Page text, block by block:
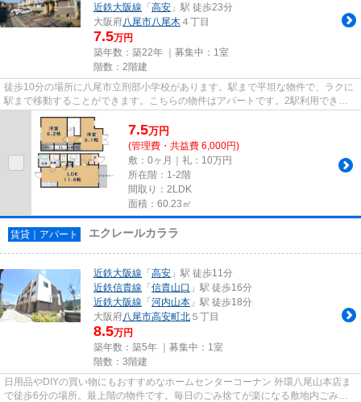
近鉄大阪線 「高安 」駅 徒歩23分
大阪府八尾市八尾木 ４丁目
7.5万円
築年数：築22年 ｜募集中： 1室
階数：2階建
徒歩10分の場所に八尾市立刑部小学校があります。駅まで平坦な物件で、ラクに
駅まで移動することができます。こちらの物件はアパートです。2駅利用できる
場所にあり、アクセスが便利で...
7.5万円
(管理費・共益費 6,000円)
敷：0ヶ月｜礼：10万円
所在階：1-2階
間取り：2LDK
面積：60.23㎡
賃貸｜アパート エクレールカララ
近鉄大阪線 「高安 」駅 徒歩11分
近鉄信貴線 「信貴山口 」駅 徒歩16分
近鉄大阪線 「河内山本 」駅 徒歩18分
大阪府八尾市高安町北 ５丁目
8.5万円
築年数：築5年 ｜募集中： 1室
階数：3階建
日用品やDIYの買い物にもおすすめなホームセンターコーナン 外環八尾山本店ま
で徒歩6分の場所。最上階の物件です。毎日のごみ捨てが楽になる敷地内ごみ置